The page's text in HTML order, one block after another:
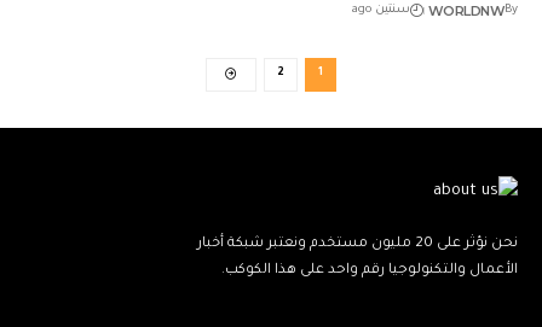
By
WORLDNW سنتين ago
1
2
نحن نؤثر على 20 مليون مستخدم ونعتبر شبكة أخبار
الأعمال والتكنولوجيا رقم واحد على هذا الكوكب.